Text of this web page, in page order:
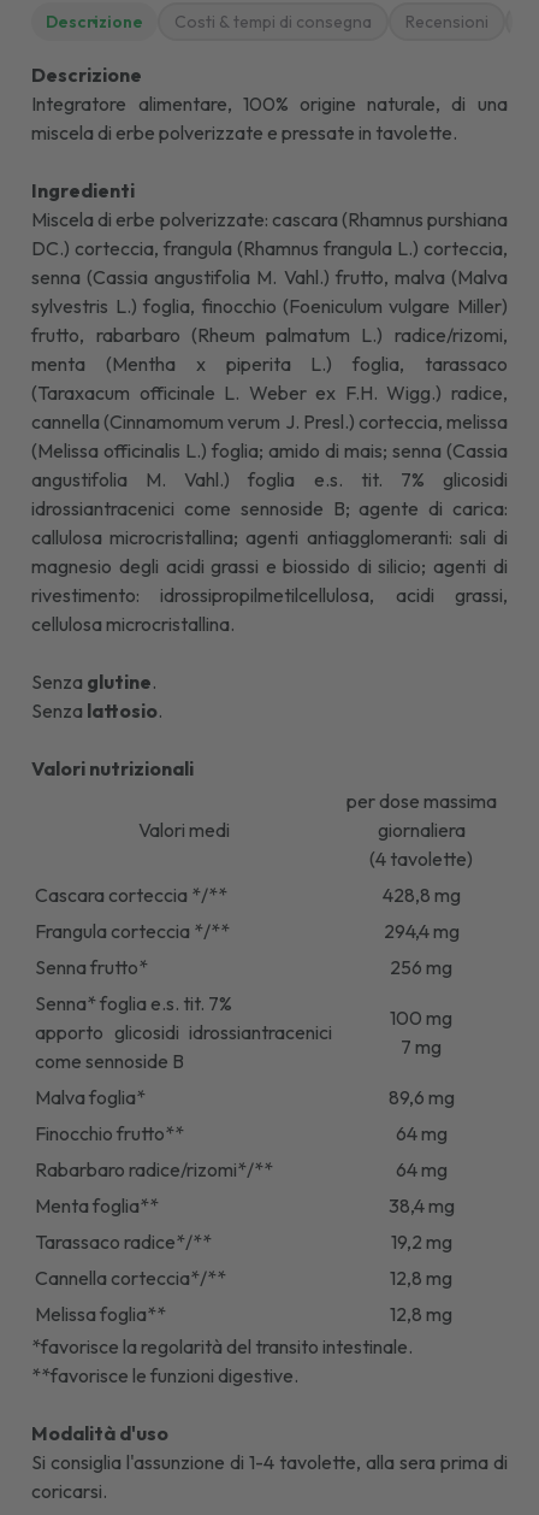
Descrizione Costi & tempi di consegna Recensioni
Descrizione
Integratore alimentare, 100% origine naturale, di una
miscela di erbe polverizzate e pressate in tavolette.
Ingredienti
Miscela di erbe polverizzate: cascara (Rhamnus purshiana
DC.) corteccia, frangula (Rhamnus frangula L.) corteccia,
senna (Cassia angustifolia M. Vahl.) frutto, malva (Malva
sylvestris L.) foglia, finocchio (Foeniculum vulgare Miller)
frutto, rabarbaro (Rheum palmatum L.) radice/rizomi,
menta (Mentha x piperita L.) foglia, tarassaco
(Taraxacum officinale L. Weber ex F.H. Wigg.) radice,
cannella (Cinnamomum verum J. Presl.) corteccia, melissa
(Melissa officinalis L.) foglia; amido di mais; senna (Cassia
angustifolia M. Vahl.) foglia e.s. tit. 7% glicosidi
idrossiantracenici come sennoside B; agente di carica:
callulosa microcristallina; agenti antiagglomeranti: sali di
magnesio degli acidi grassi e biossido di silicio; agenti di
rivestimento: idrossipropilmetilcellulosa, acidi grassi,
cellulosa microcristallina.
Senza glutine.
Senza lattosio.
Valori nutrizionali
Valori medi
per dose massima
giornaliera
(4 tavolette)
Cascara corteccia */**
428,8 mg
Frangula corteccia */**
294,4 mg
Senna frutto*
256 mg
Senna* foglia e.s. tit. 7%
apporto glicosidi idrossiantracenici
come sennoside B
100 mg
7 mg
Malva foglia*
89,6 mg
Finocchio frutto**
64 mg
Rabarbaro radice/rizomi*/**
64 mg
Menta foglia**
38,4 mg
Tarassaco radice*/**
19,2 mg
Cannella corteccia*/**
12,8 mg
Melissa foglia**
12,8 mg
*favorisce la regolarità del transito intestinale.
**favorisce le funzioni digestive.
Modalità d'uso
Si consiglia l'assunzione di 1-4 tavolette, alla sera prima di
coricarsi.